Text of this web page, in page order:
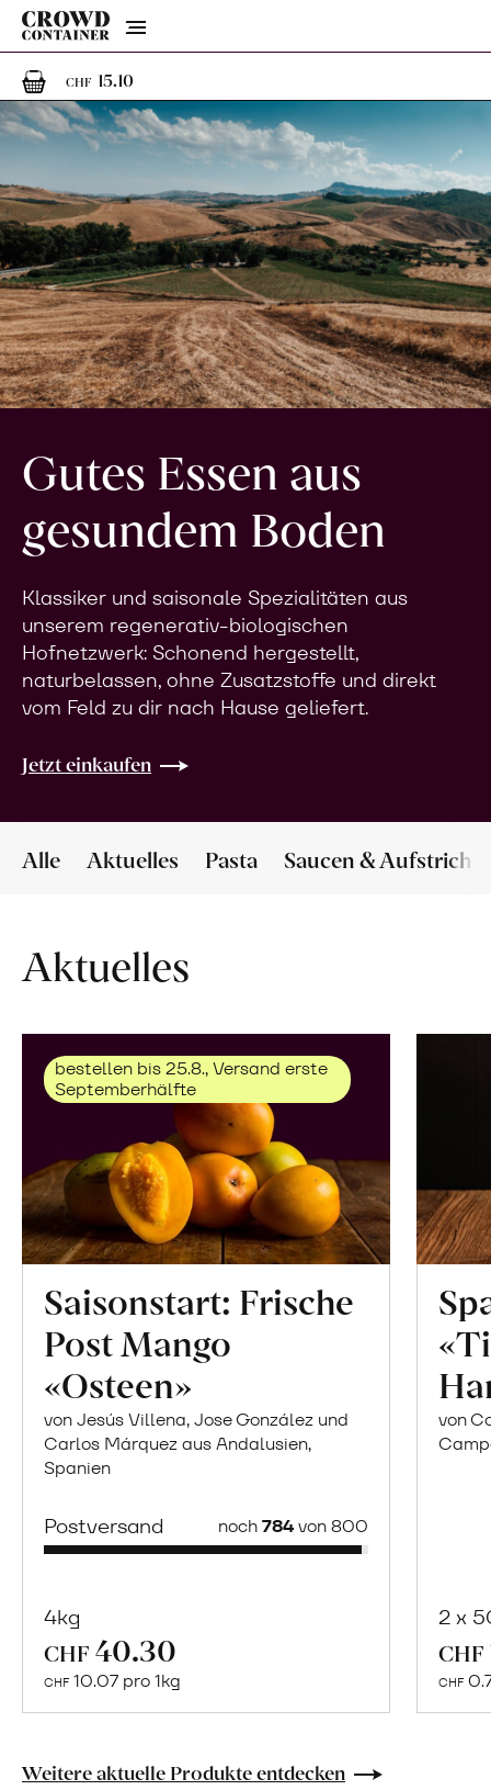
Menu
CHF 15.101 Artikel im Warenkorb
Gutes Essen aus
gesundem Boden
Klassiker und saisonale Spezialitäten aus
unserem regenerativ-biologischen
Hofnetzwerk: Schonend hergestellt,
naturbelassen, ohne Zusatzstoffe und direkt
vom Feld zu dir nach Hause geliefert.
Jetzt einkaufen
Alle Aktuelles Pasta Saucen & Aufstriche
Aktuelles
bestellen bis 25.8., Versand erste
Septemberhälfte
Saisonstart: Frische
Post Mango
«Osteen»
von Jesús Villena, Jose González und
Carlos Márquez aus Andalusien,
Spanien
Postversand noch784von 800
4kg
CHF 40.30
CHF 10.07 pro 1kg
Naturbelassene
Lebensmittel
von
2 x
CHF
CHF
Weitere aktuelle Produkte entdecken